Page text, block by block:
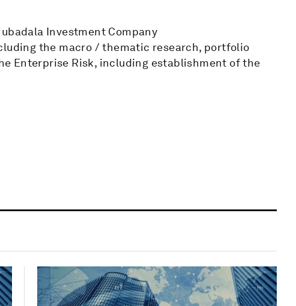
Investment Company
the macro / thematic research, portfolio
Enterprise Risk, including establishment of the